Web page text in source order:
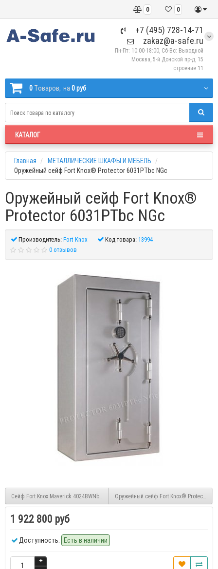
0
0
+7 (495) 728-14-71
zakaz@a-safe.ru
Пн-Пт: 10:00-18:00, Сб-Вс: Выходной
Москва, 5-й Донской пр-д, 15
строение 11
0 Tоваров, на 0 руб
КАТАЛОГ
Главная
МЕТАЛЛИЧЕСКИЕ ШКАФЫ И МЕБЕЛЬ
Оружейный сейф Fort Knox® Protector 6031PTbc NGc
Оружейный сейф Fort Knox®
Protector 6031PTbc NGc
Производитель:Fort Knox Код товара:13994
0 отзывов
Сейф Fort Knox Maverick 4024BWNbc D Оружейный сейф Fort Knox® Protector
1 922 800 руб
Доступность: Есть в наличии